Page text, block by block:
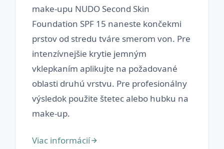
make-upu NUDO Second Skin
Foundation SPF 15 naneste končekmi
prstov od stredu tváre smerom von. Pre
intenzívnejšie krytie jemným
vklepkaním aplikujte na požadované
oblasti druhú vrstvu. Pre profesionálny
výsledok použite štetec alebo hubku na